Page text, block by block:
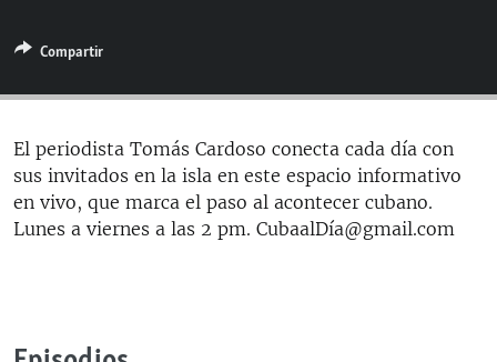
ESPECIALES
ESPECIALES
LA REALIDAD DE LA VIVIENDA EN CUBA
SER VIEJO EN CUBA
KENTU-CUBANO
MULTIMEDIA
EDITORIALES
SÍGUENOS
Compartir
El periodista Tomás Cardoso conecta cada día con
sus invitados en la isla en este espacio informativo
en vivo, que marca el paso al acontecer cubano.
Lunes a viernes a las 2 pm. CubaalDía@gmail.com